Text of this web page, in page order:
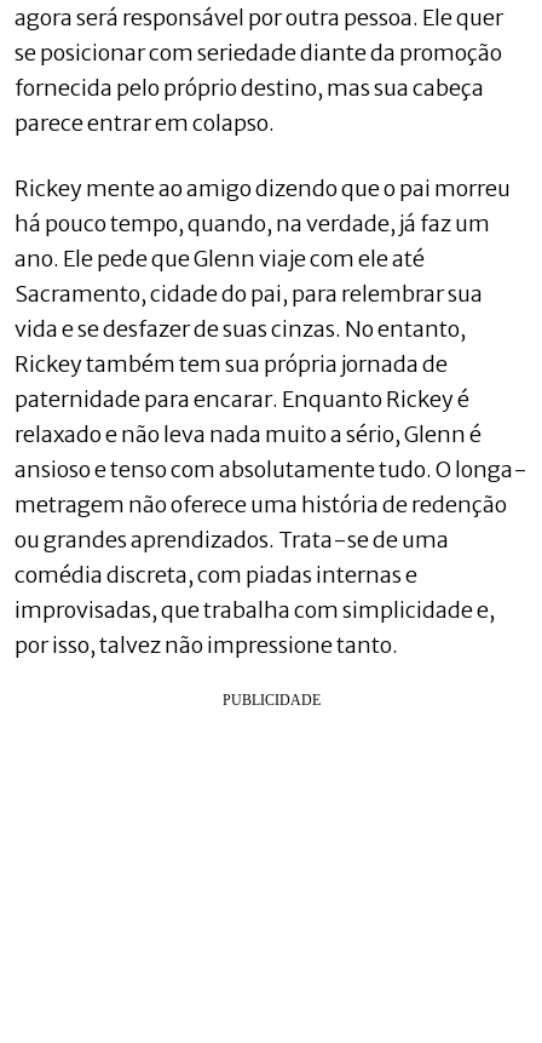
agora será responsável por outra pessoa. Ele quer
se posicionar com seriedade diante da promoção
fornecida pelo próprio destino, mas sua cabeça
parece entrar em colapso.
Rickey mente ao amigo dizendo que o pai morreu
há pouco tempo, quando, na verdade, já faz um
ano. Ele pede que Glenn viaje com ele até
Sacramento, cidade do pai, para relembrar sua
vida e se desfazer de suas cinzas. No entanto,
Rickey também tem sua própria jornada de
paternidade para encarar. Enquanto Rickey é
relaxado e não leva nada muito a sério, Glenn é
ansioso e tenso com absolutamente tudo. O longa-
metragem não oferece uma história de redenção
ou grandes aprendizados. Trata-se de uma
comédia discreta, com piadas internas e
improvisadas, que trabalha com simplicidade e,
por isso, talvez não impressione tanto.